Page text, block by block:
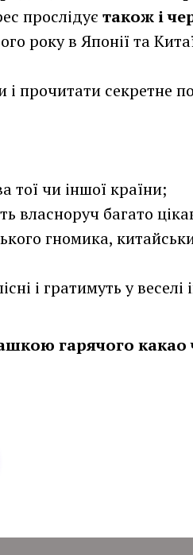
прослідує також і
року в Японії та
і прочитати секретне
тої чи іншої країни;
власноруч багато
гномика,
і гратимуть у веселі
гарячого